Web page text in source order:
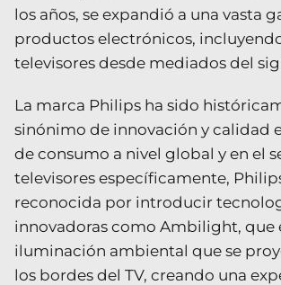
los años, se expandió a una vasta
productos electrónicos,
televisores desde mediados del
La marca Philips ha sido
sinónimo de innovación y calidad
de consumo a nivel global y en el
televisores específicamente,
reconocida por introducir
innovadoras como Ambilight, que
iluminación ambiental que se
los bordes del TV, creando una